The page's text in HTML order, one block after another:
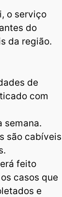
o serviço
do
da região.
de
com
semana.
são cabíveis
feito
casos que
e